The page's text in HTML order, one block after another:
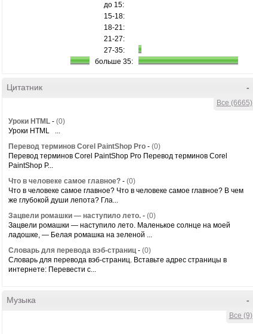
до 15:
15-18:
18-21:
21-27:
27-35:
больше 35:
-
Цитатник
Все (6665)
Уроки HTML - (0)
Уроки HTML ...
Перевод терминов Corel PaintShop Pro - (0)
Перевод терминов Corel PaintShop Pro Перевод терминов Corel
PaintShop P...
Что в человеке самое главное? - (0)
Что в человеке самое главное? Что в человеке самое главное? В чем
же глубокой души лепота? Гла...
Зацвели ромашки — наступило лето. - (0)
Зацвели ромашки — наступило лето. Маленькое солнце на моей
ладошке, — Белая ромашка на зеленой ...
Словарь для перевода вэб-страниц- (0)
Словарь для перевода вэб-страниц. Вставьте адрес страницы в
интернете: Перевести с...
-
Музыка
Все (9)